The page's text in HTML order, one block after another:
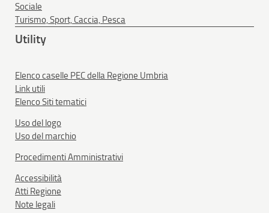
Sociale
Turismo, Sport, Caccia, Pesca
Utility
Elenco caselle PEC della Regione Umbria
Link utili
Elenco Siti tematici
Uso del logo
Uso del marchio
Procedimenti Amministrativi
Accessibilità
Atti Regione
Note legali